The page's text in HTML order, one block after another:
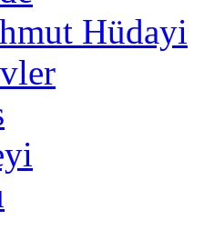
Hüdayi